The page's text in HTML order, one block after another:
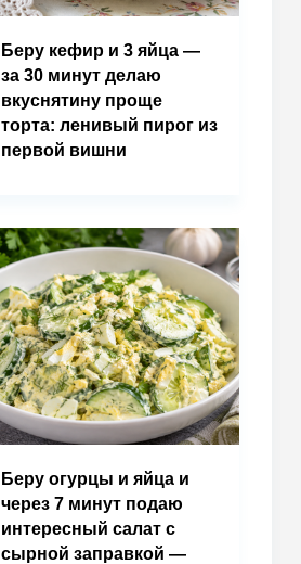
Беру кефир и 3 яйца —
за 30 минут делаю
вкуснятину проще
торта: ленивый пирог из
первой вишни
Беру огурцы и яйца и
через 7 минут подаю
интересный салат с
сырной заправкой —